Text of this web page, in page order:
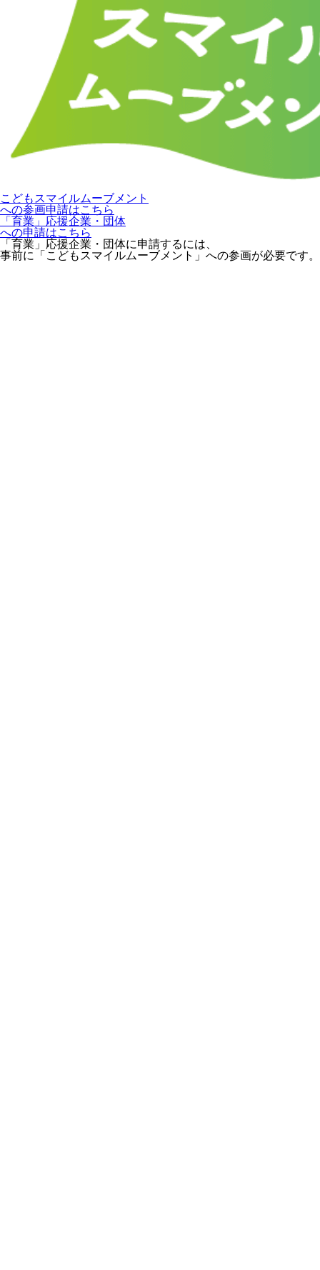
こどもスマイルムーブメント
への参画申請はこちら
「育業」応援企業・団体
への申請はこちら
「育業」応援企業・団体に申請するには、
事前に「こどもスマイルムーブメント」への参画が必要です。